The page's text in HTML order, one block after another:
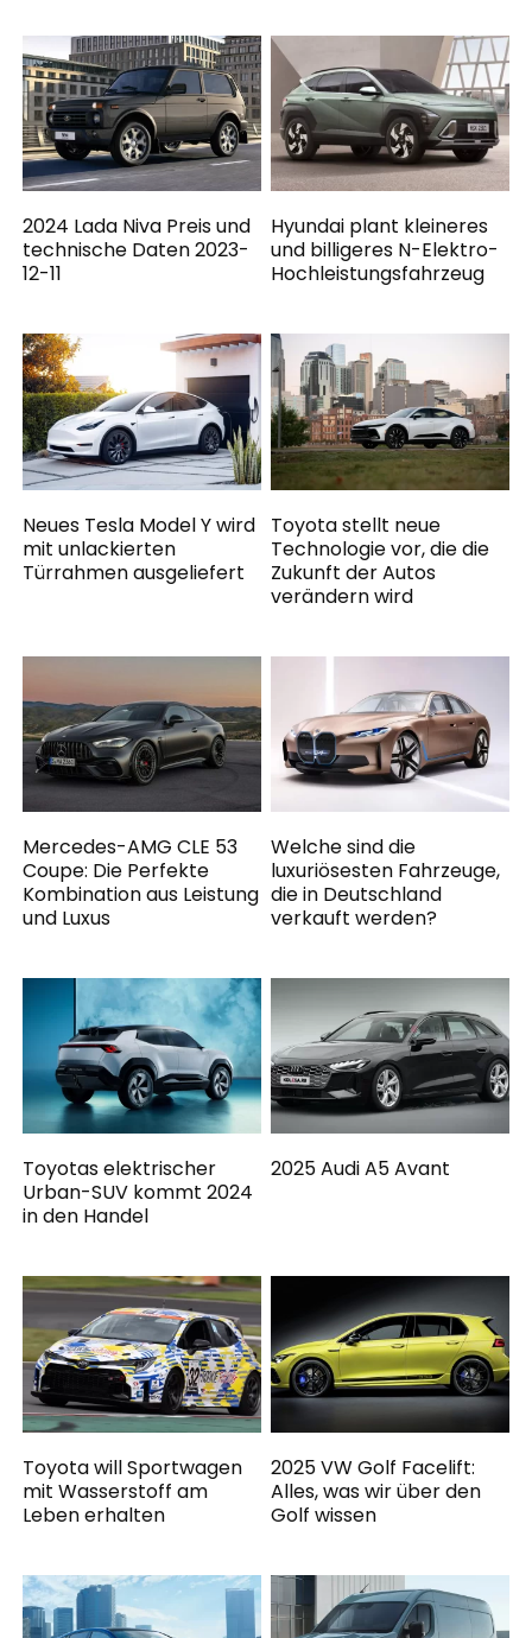
2024 Lada Niva Preis und
technische Daten 2023-
12-11
Hyundai plant kleineres
und billigeres N-Elektro-
Hochleistungsfahrzeug
Neues Tesla Model Y wird
mit unlackierten
Türrahmen ausgeliefert
Toyota stellt neue
Technologie vor, die die
Zukunft der Autos
verändern wird
Mercedes-AMG CLE 53
Coupe: Die Perfekte
Kombination aus Leistung
und Luxus
Welche sind die
luxuriösesten Fahrzeuge,
die in Deutschland
verkauft werden?
Toyotas elektrischer
Urban-SUV kommt 2024
in den Handel
2025 Audi A5 Avant
Toyota will Sportwagen
mit Wasserstoff am
Leben erhalten
2025 VW Golf Facelift:
Alles, was wir über den
Golf wissen